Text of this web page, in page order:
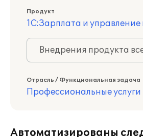
Продукт
1С:Зарплата и управление
Внедрения продукта
Отрасль / Функциональная задача
Профессиональные услуги
Автоматизированы